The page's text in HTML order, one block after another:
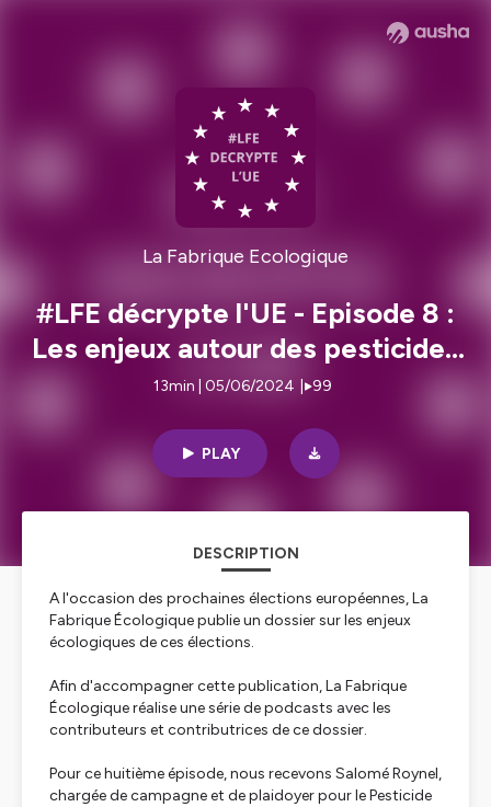
La Fabrique Ecologique
#LFE décrypte l'UE - Episode 8 :
Les enjeux autour des pesticides
en Europe
13min | 05/06/2024 99
PLAY
DESCRIPTION
A l'occasion des prochaines élections européennes, La
Fabrique Écologique publie un dossier sur les enjeux
écologiques de ces élections.
Afin d'accompagner cette publication, La Fabrique
Écologique réalise une série de podcasts avec les
contributeurs et contributrices de ce dossier.
Pour ce huitième épisode, nous recevons Salomé Roynel,
chargée de campagne et de plaidoyer pour le Pesticide